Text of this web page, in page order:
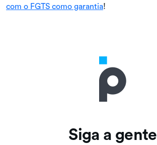
com o FGTS como garantia!
Siga a gente